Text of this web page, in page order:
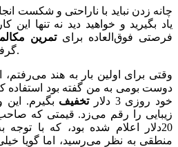
چانه زدن نباید با ناراحتی و شکست
یاد بگیرید و خواهید دید نه تنها این
فرصتی فوق‌العاده برایتمرین
گرفتن فرهنگ کشور هدف است.
وقتی برای اولین بار به هند
دوست بومی به من گفته بود استفاده
خود روزی 3 دلار
تخفیف بگیرم. این
زیبایی را رقم می‌زد. قیمتی که
20دلار اعلام شده بود، که با توجه
منطقی به نظر می‌رسید، اما گویا